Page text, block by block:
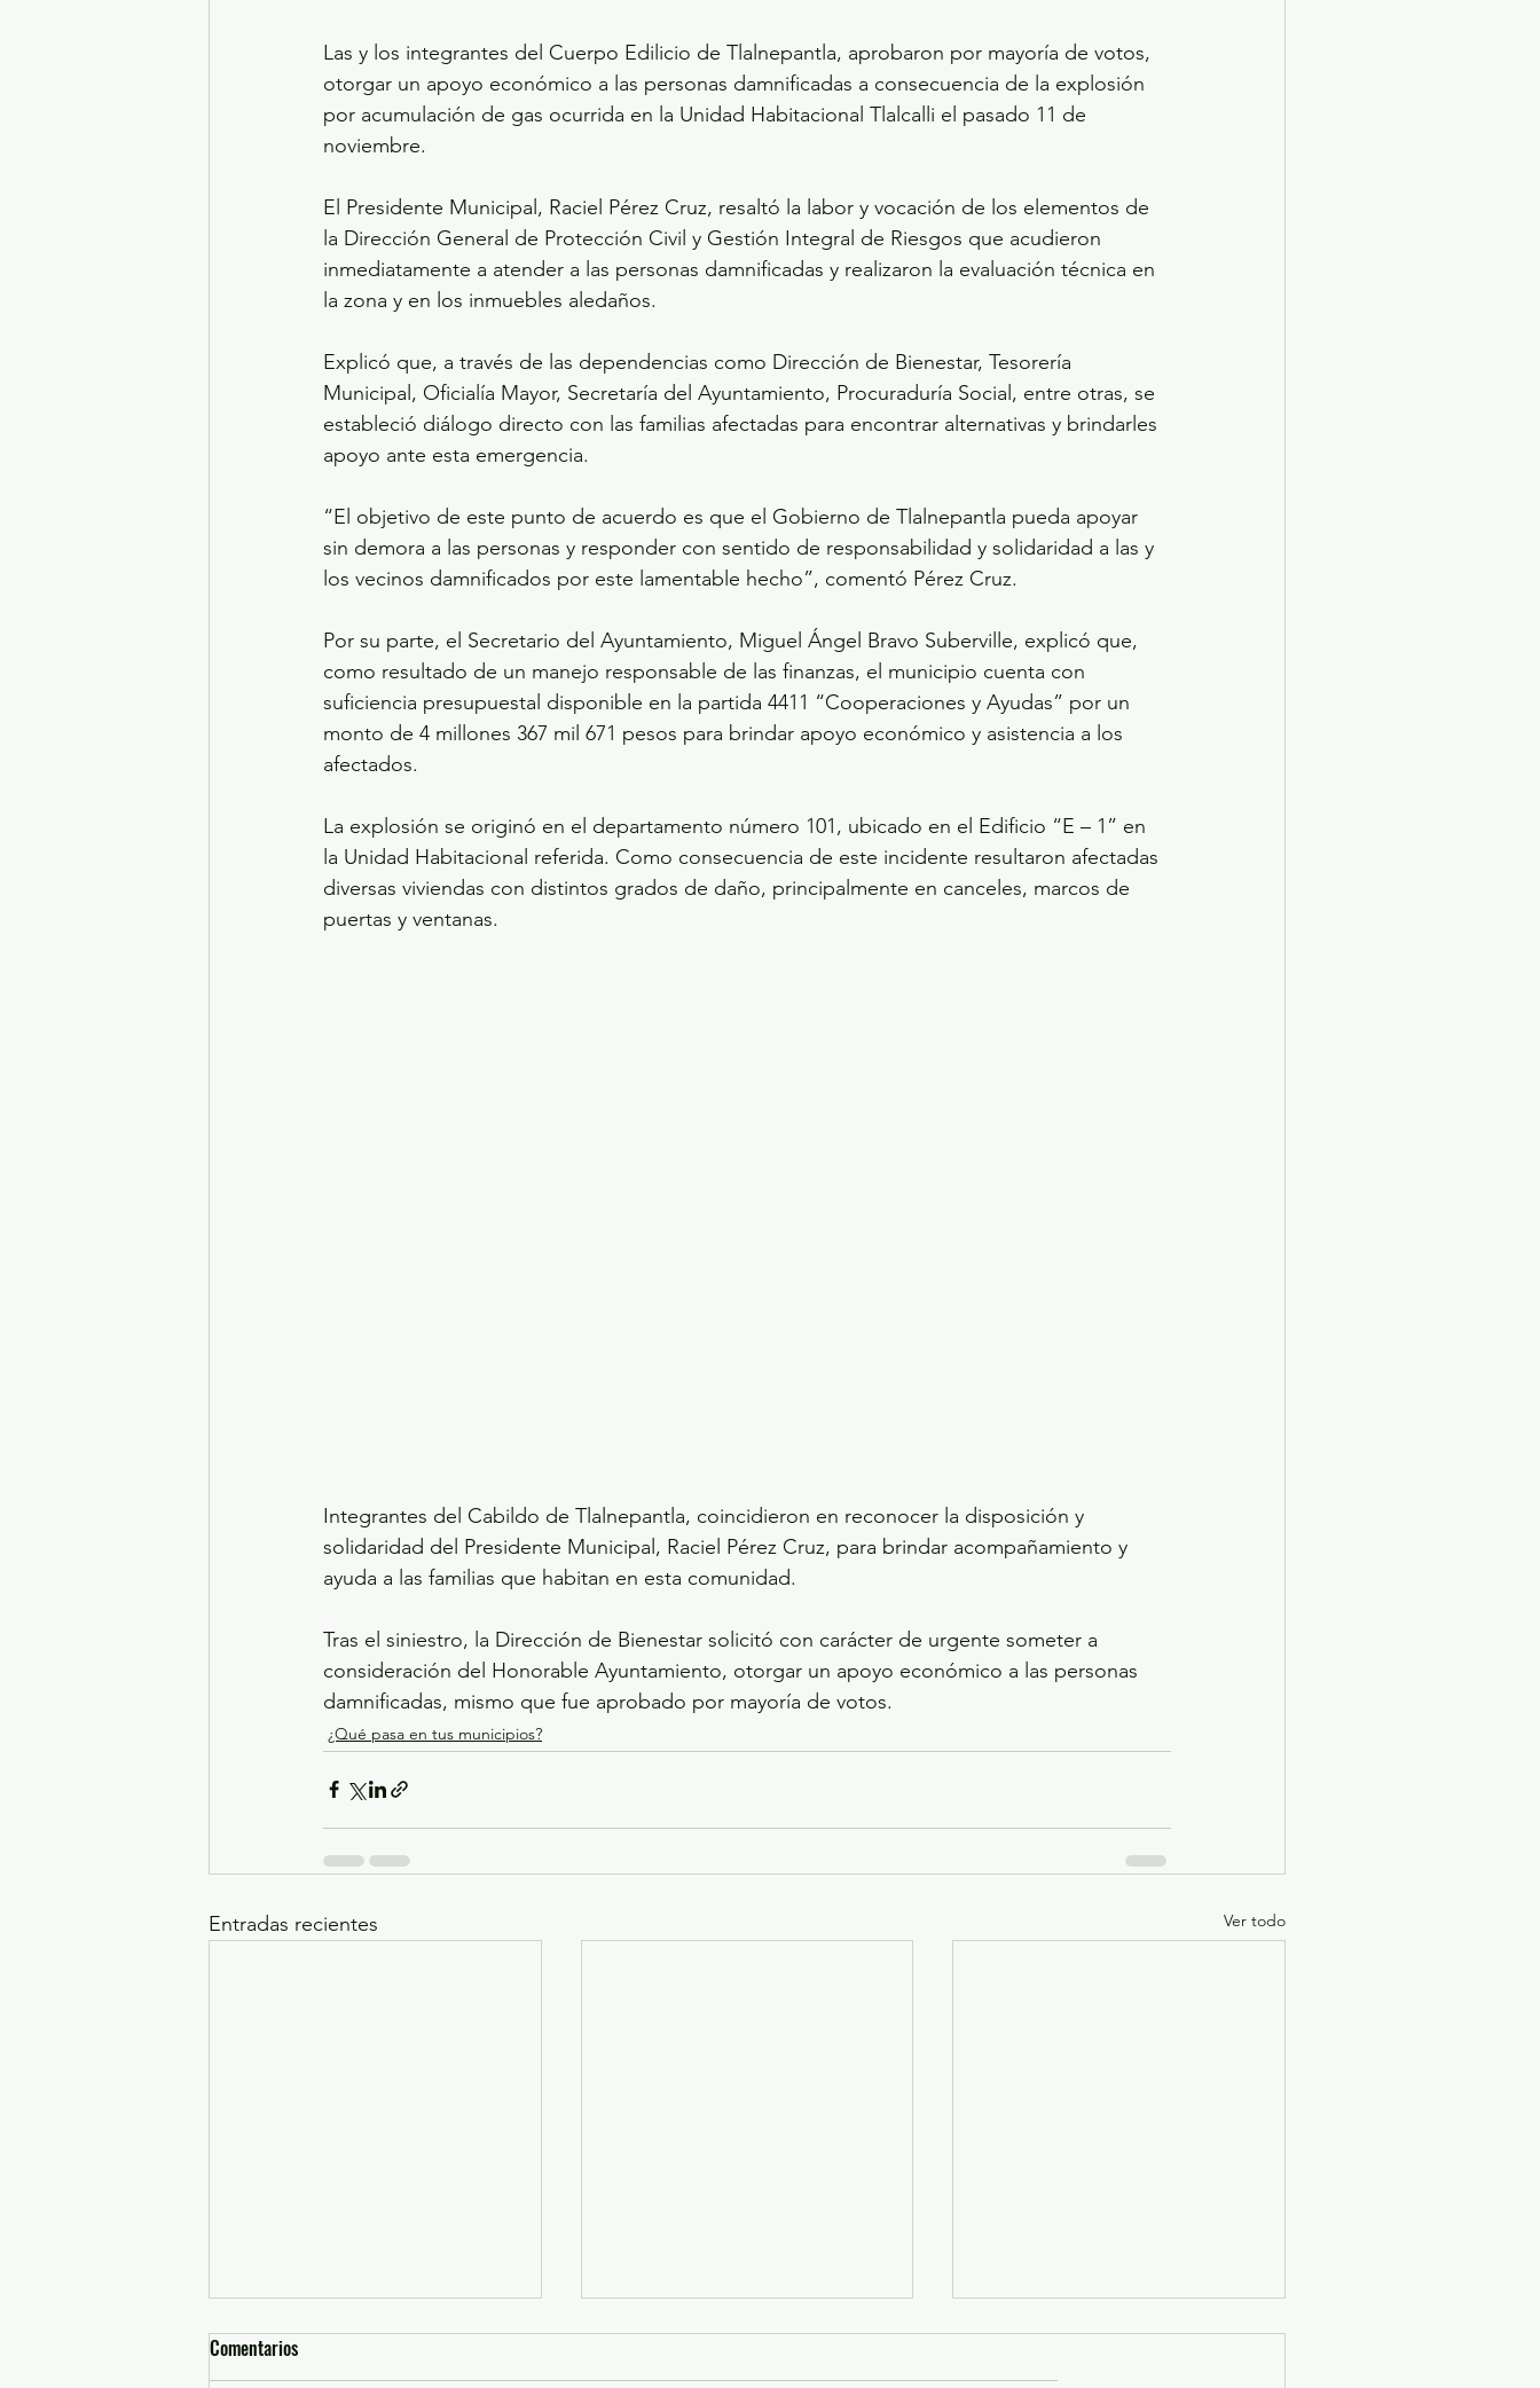
Las y los integrantes del Cuerpo Edilicio de Tlalnepantla, aprobaron por mayoría de votos,
otorgar un apoyo económico a las personas damnificadas a consecuencia de la explosión
por acumulación de gas ocurrida en la Unidad Habitacional Tlalcalli el pasado 11 de
noviembre.
El Presidente Municipal, Raciel Pérez Cruz, resaltó la labor y vocación de los elementos de
la Dirección General de Protección Civil y Gestión Integral de Riesgos que acudieron
inmediatamente a atender a las personas damnificadas y realizaron la evaluación técnica en
la zona y en los inmuebles aledaños.
Explicó que, a través de las dependencias como Dirección de Bienestar, Tesorería
Municipal, Oficialía Mayor, Secretaría del Ayuntamiento, Procuraduría Social, entre otras, se
estableció diálogo directo con las familias afectadas para encontrar alternativas y brindarles
apoyo ante esta emergencia.
“El objetivo de este punto de acuerdo es que el Gobierno de Tlalnepantla pueda apoyar
sin demora a las personas y responder con sentido de responsabilidad y solidaridad a las y
los vecinos damnificados por este lamentable hecho”, comentó Pérez Cruz.
Por su parte, el Secretario del Ayuntamiento, Miguel Ángel Bravo Suberville, explicó que,
como resultado de un manejo responsable de las finanzas, el municipio cuenta con
suficiencia presupuestal disponible en la partida 4411 “Cooperaciones y Ayudas” por un
monto de 4 millones 367 mil 671 pesos para brindar apoyo económico y asistencia a los
afectados.
La explosión se originó en el departamento número 101, ubicado en el Edificio “E – 1” en
la Unidad Habitacional referida. Como consecuencia de este incidente resultaron afectadas
diversas viviendas con distintos grados de daño, principalmente en canceles, marcos de
puertas y ventanas.
Integrantes del Cabildo de Tlalnepantla, coincidieron en reconocer la disposición y
solidaridad del Presidente Municipal, Raciel Pérez Cruz, para brindar acompañamiento y
ayuda a las familias que habitan en esta comunidad.
Tras el siniestro, la Dirección de Bienestar solicitó con carácter de urgente someter a
consideración del Honorable Ayuntamiento, otorgar un apoyo económico a las personas
damnificadas, mismo que fue aprobado por mayoría de votos.
¿Qué pasa en tus municipios?
Entradas recientes Ver todo
Comentarios